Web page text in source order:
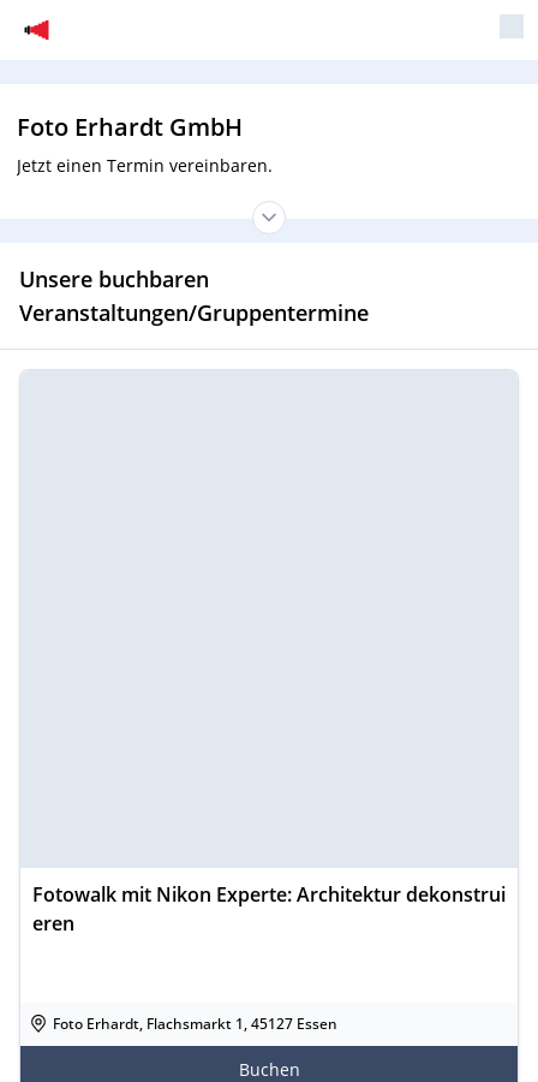
Foto Erhardt GmbH
Jetzt einen Termin vereinbaren.
Unsere buchbaren
Veranstaltungen/Gruppentermine
Fotowalk mit Nikon Experte: Architektur dekonstrui
eren
Foto Erhardt, Flachsmarkt 1, 45127 Essen
Buchen